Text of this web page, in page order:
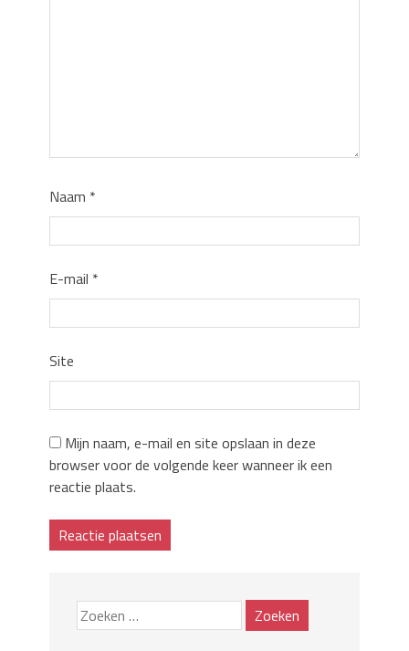
Naam *
E-mail *
Site
Mijn naam, e-mail en site opslaan in deze
browser voor de volgende keer wanneer ik een
reactie plaats.